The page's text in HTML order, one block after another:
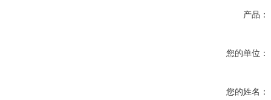
产品：
您的单位：
您的姓名：